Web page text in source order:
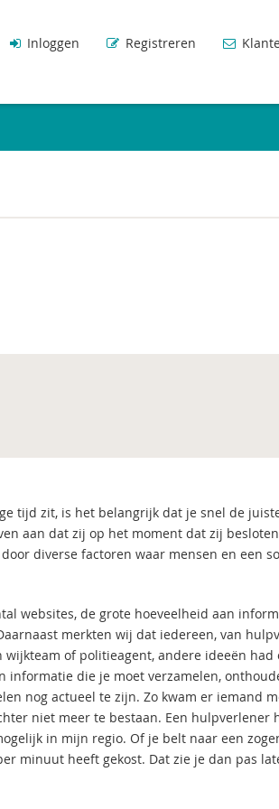
Inloggen Registreren
tijd zit, is het belangrijk dat je snel de
aan dat zij op het moment dat zij
diverse factoren waar mensen en een
websites, de grote hoeveelheid aan
merkten wij dat iedereen, van
of politieagent, andere ideeën had
informatie die je moet verzamelen,
nog actueel te zijn. Zo kwam er iemand
niet meer te bestaan. Een hulpverlener
in mijn regio. Of je belt naar een
minuut heeft gekost. Dat zie je dan pas